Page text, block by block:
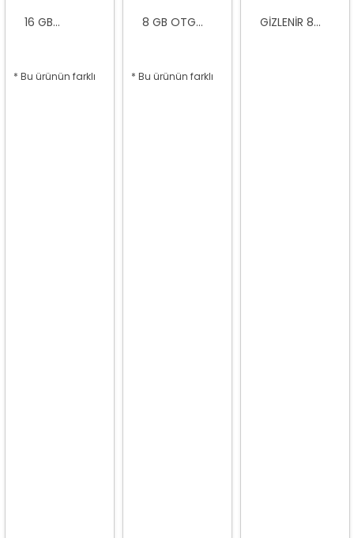
16 GB...
* Bu ürünün farklı
8 GB OTG...
* Bu ürünün farklı
GIZLENIR 8...